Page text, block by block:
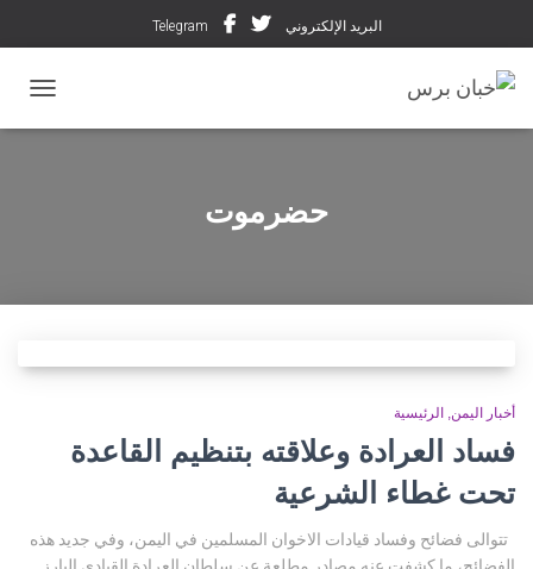
البريد الإلكتروني Telegram
حضرموت
أخبار اليمن الرئيسية
فساد العرادة وعلاقته بتنظيم القاعدة
تحت غطاء الشرعية
تتوالى فضائح وفساد قيادات الاخوان المسلمين في اليمن، وفي جديد هذه